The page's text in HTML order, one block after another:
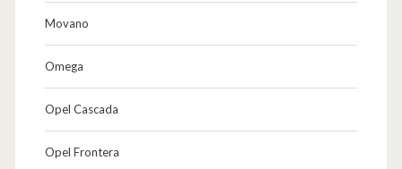
Movano
Omega
Opel Cascada
Opel Frontera